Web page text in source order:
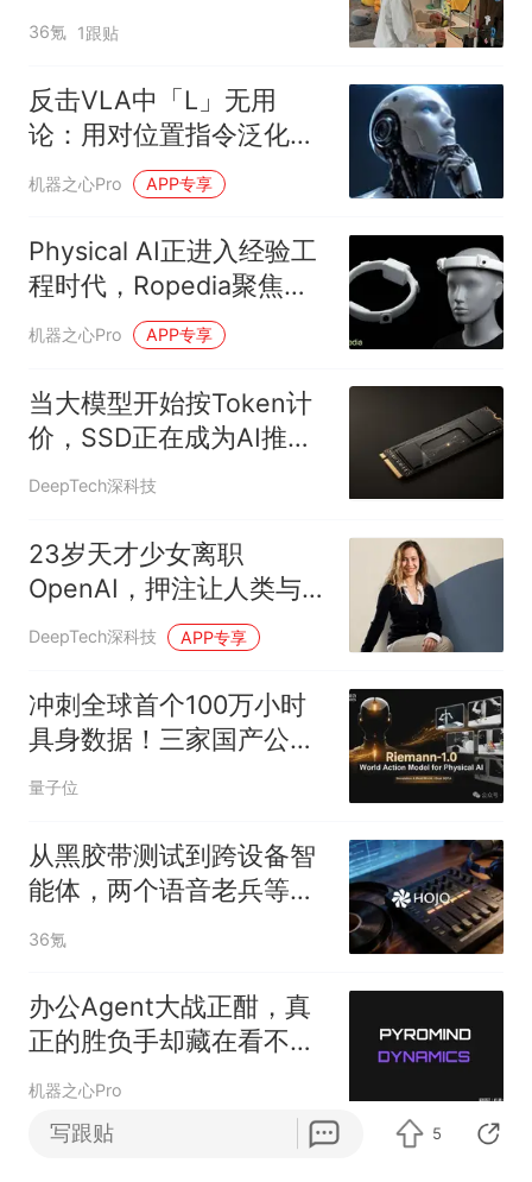
元，数据设备进入全球化
规模交付
36氪 1跟贴
反击VLA中「L」无用
论：用对位置指令泛化能
力暴涨20-40%
机器之心Pro APP专享
Physical AI正进入经验工
程时代，Ropedia聚焦全
链路数据基建，完成数千
万美元融资
机器之心Pro APP专享
当大模型开始按Token计
价，SSD正在成为AI推理
核心
DeepTech深科技
23岁天才少女离职
OpenAI，押注让人类与AI
“心灵相通”的脑机接口
DeepTech深科技 APP专享
冲刺全球首个100万小时
具身数据！三家国产公
司，联手了
量子位
从黑胶带测试到跨设备智
能体，两个语音老兵等了
36氪
办公Agent大战正酣，真
正的胜负手却藏在看不见
的地方
机器之心Pro
实测新模型Wan 3.0，一键生成30秒反转
写跟贴 5